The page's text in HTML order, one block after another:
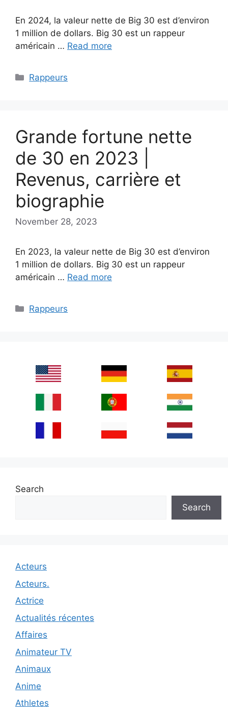
En 2024, la valeur nette de Big 30 est d’environ
1 million de dollars. Big 30 est un rappeur
américain … Read more
Categories
Rappeurs
Grande fortune nette
de 30 en 2023 |
Revenus, carrière et
biographie
November 28, 2023
En 2023, la valeur nette de Big 30 est d’environ
1 million de dollars. Big 30 est un rappeur
américain … Read more
Categories
Rappeurs
Search
Search
Acteurs
Acteurs.
Actrice
Actualités récentes
Affaires
Animateur TV
Animaux
Anime
Athletes